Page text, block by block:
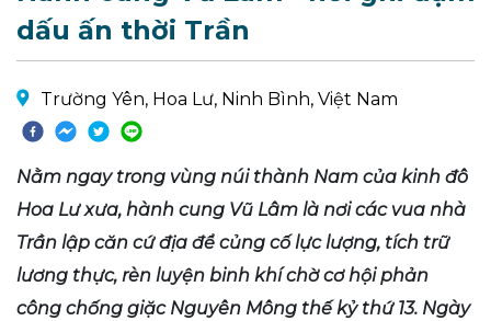
dấu ấn thời Trần
Trường Yên, Hoa Lư, Ninh Bình, Việt Nam
Nằm ngay trong vùng núi thành Nam của kinh đô
Hoa Lư xưa, hành cung Vũ Lâm là nơi các vua nhà
Trần lập căn cứ địa để củng cố lực lượng, tích trữ
lương thực, rèn luyện binh khí chờ cơ hội phản
công chống giặc Nguyên Mông thế kỷ thứ 13. Ngày